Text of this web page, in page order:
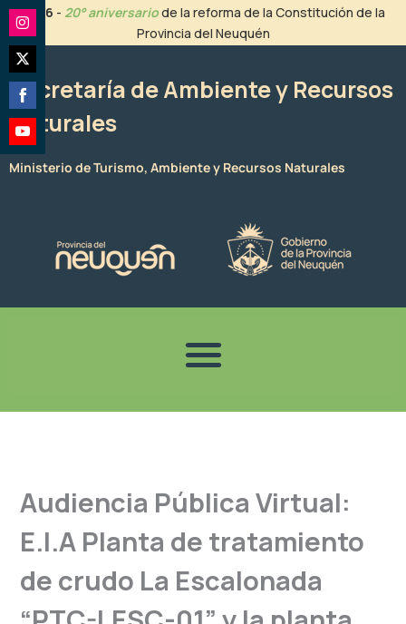
contenido
2026 - 20° aniversariode la reforma de la Constitución de la
Provincia del Neuquén
Secretaría de Ambiente y Recursos
Naturales
Ministerio de Turismo, Ambiente y Recursos Naturales
Audiencia Pública Virtual:
E.I.A Planta de tratamiento
de crudo La Escalonada
Share
on
Instagram
Share
on
Twitter
Share
on
Facebook
Share
on